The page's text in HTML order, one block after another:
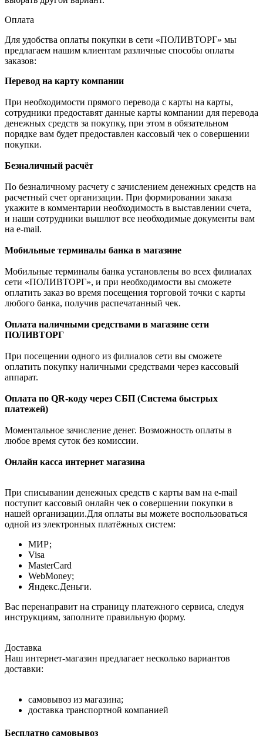
Оплата
Для удобства оплаты покупки в сети «ПОЛИВТОРГ» мы
предлагаем нашим клиентам различные способы оплаты
заказов:
Перевод на карту компании
При необходимости прямого перевода с карты на карты,
сотрудники предоставят данные карты компании для перевода
денежных средств за покупку, при этом в обязательном
порядке вам будет предоставлен кассовый чек о совершении
покупки.
Безналичный расчёт
По безналичному расчету с зачислением денежных средств на
расчетный счет организации. При формировании заказа
укажите в комментарии необходимость в выставлении счета,
и наши сотрудники вышлют все необходимые документы вам
на e-mail.
Мобильные терминалы банка в магазине
Мобильные терминалы банка установлены во всех филиалах
сети «ПОЛИВТОРГ», и при необходимости вы сможете
оплатить заказ во время посещения торговой точки с карты
любого банка, получив распечатанный чек.
Оплата наличными средствами в магазине сети
ПОЛИВТОРГ
При посещении одного из филиалов сети вы сможете
оплатить покупку наличными средствами через кассовый
аппарат.
Оплата по QR-коду через СБП (Система быстрых
платежей)
Моментальное зачисление денег. Возможность оплаты в
любое время суток без комиссии.
Онлайн касса интернет магазина
При списывании денежных средств с карты вам на e-mail
поступит кассовый онлайн чек о совершении покупки в
нашей организации.Для оплаты вы можете воспользоваться
одной из электронных платёжных систем:
МИР;
Visa
MasterCard
WebMoney;
Яндекс.Деньги.
Вас перенаправит на страницу платежного сервиса, следуя
инструкциям, заполните правильную форму.
Доставка
Наш интернет-магазин предлагает несколько вариантов
доставки:
самовывоз из магазина;
доставка транспортной компанией
Бесплатно самовывоз